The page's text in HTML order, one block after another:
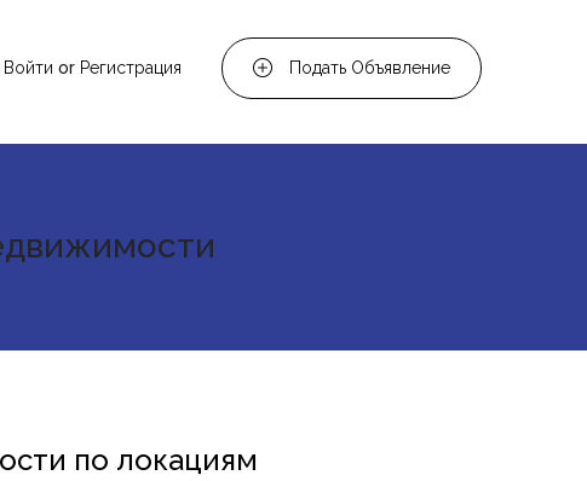
Войти or Регистрация Подать Объявление
по локациям